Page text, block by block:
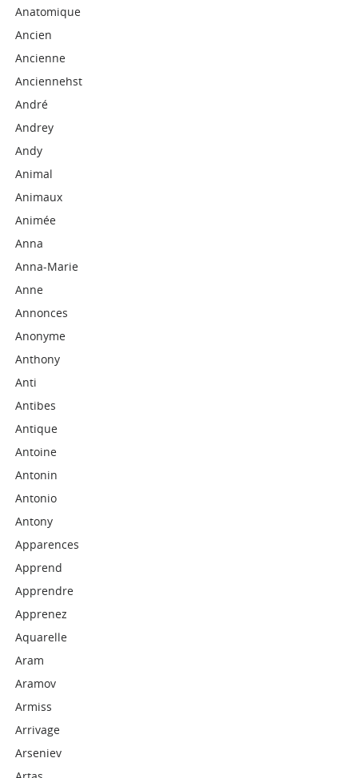
Anatomique
Ancien
Ancienne
Anciennehst
André
Andrey
Andy
Animal
Animaux
Animée
Anna
Anna-Marie
Anne
Annonces
Anonyme
Anthony
Anti
Antibes
Antique
Antoine
Antonin
Antonio
Antony
Apparences
Apprend
Apprendre
Apprenez
Aquarelle
Aram
Aramov
Armiss
Arrivage
Arseniev